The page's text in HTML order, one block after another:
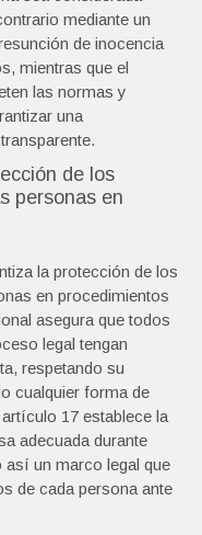
mediante un
de inocencia
mientras que el
las normas y
una
de los
personas en
la protección de los
en procedimientos
asegura que todos
legal tengan
respetando su
cualquier forma de
17 establece la
adecuada durante
así un marco legal que
de cada persona ante